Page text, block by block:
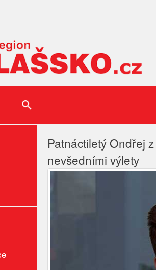
Patnáctiletý Ondřej
nevšedními výlety